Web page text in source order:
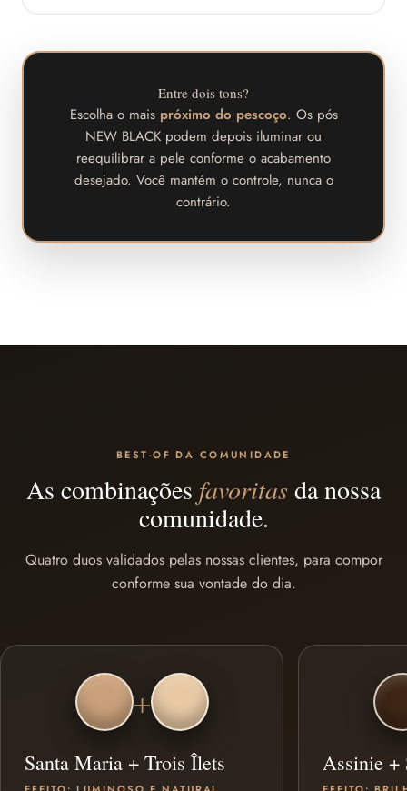
Entre dois tons?
Escolha o mais próximo do pescoço. Os pós
NEW BLACK podem depois iluminar ou
reequilibrar a pele conforme o acabamento
desejado. Você mantém o controle, nunca o
contrário.
BEST-OF DA COMUNIDADE
As combinações favoritasda nossa
comunidade.
Quatro duos validados pelas nossas clientes, para compor
conforme sua vontade do dia.
+
Santa Maria + Trois Îlets Assinie +